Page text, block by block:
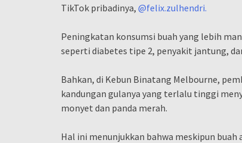
TikTok pribadinya, @felix.zulhendri.
Peningkatan konsumsi buah yang lebih
seperti diabetes tipe 2, penyakit jantung,
Bahkan, di Kebun Binatang Melbourne,
kandungan gulanya yang terlalu tinggi
monyet dan panda merah.
Hal ini menunjukkan bahwa meskipun